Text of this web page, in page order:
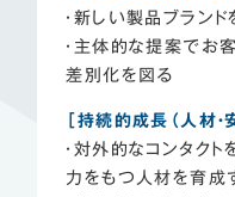
・新しい製品ブラン
・主体的な提案でお
差別化を図る
［持続的成長（人材・
・対外的なコンタク
力をもつ人材を育成